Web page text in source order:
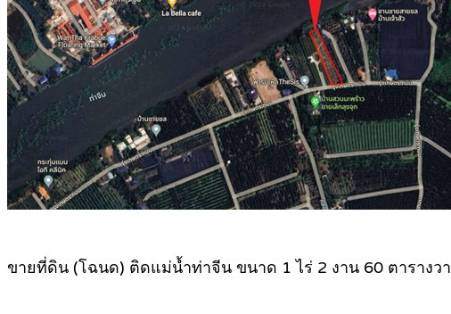
ขายที่ดิน (โฉนด) ติดแม่น้ำท่าจีน ขนาด 1 ไร่ 2 งาน 60 ตารางวา